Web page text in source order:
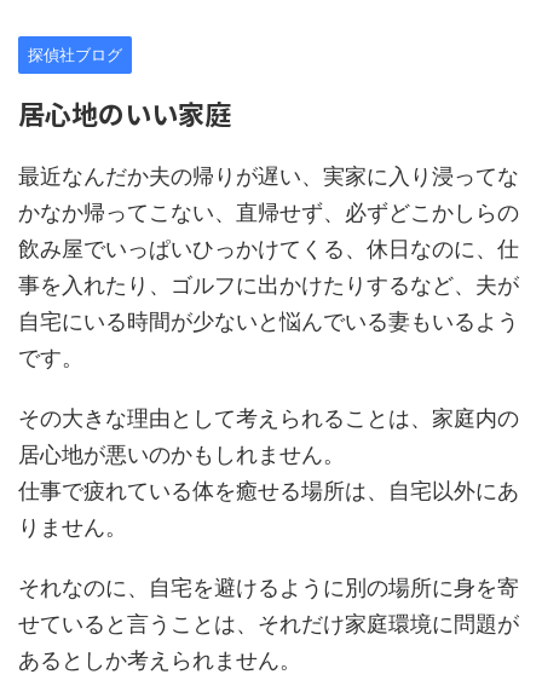
探偵社ブログ
居心地のいい家庭
最近なんだか夫の帰りが遅い、実家に入り浸ってな
かなか帰ってこない、直帰せず、必ずどこかしらの
飲み屋でいっぱいひっかけてくる、休日なのに、仕
事を入れたり、ゴルフに出かけたりするなど、夫が
自宅にいる時間が少ないと悩んでいる妻もいるよう
です。
その大きな理由として考えられることは、家庭内の
居心地が悪いのかもしれません。
仕事で疲れている体を癒せる場所は、自宅以外にあ
りません。
それなのに、自宅を避けるように別の場所に身を寄
せていると言うことは、それだけ家庭環境に問題が
あるとしか考えられません。